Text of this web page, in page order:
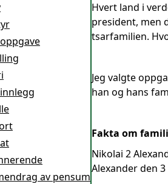
av pensum
Hvert land i
president, men
tsarfamilien.
Jeg valgte
han og hans
Fakta om
Nikolai 2
Alexander den